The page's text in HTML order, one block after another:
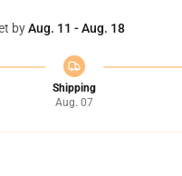
byAug. 11 - Aug. 18
Shipping
Aug. 07